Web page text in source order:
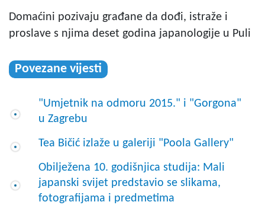
Domaćini pozivaju građane da dođi, istraže i
proslave s njima deset godina japanologije u Puli
Povezane vijesti
"Umjetnik na odmoru 2015." i "Gorgona"
u Zagrebu
Tea Bičić izlaže u galeriji "Poola Gallery"
Obilježena 10. godišnjica studija: Mali
japanski svijet predstavio se slikama,
fotografijama i predmetima